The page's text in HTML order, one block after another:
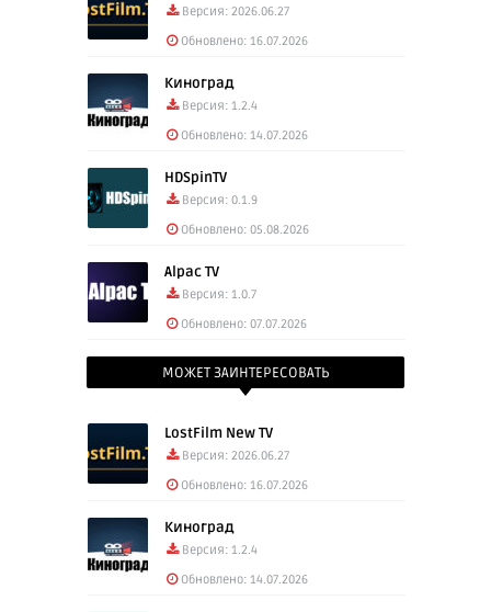
Версия: 2026.06.27
Обновлено: 16.07.2026
Киноград
Версия: 1.2.4
Обновлено: 14.07.2026
HDSpinTV
Версия: 0.1.9
Обновлено: 05.08.2026
Alpac TV
Версия: 1.0.7
Обновлено: 07.07.2026
МОЖЕТ ЗАИНТЕРЕСОВАТЬ
LostFilm New TV
Версия: 2026.06.27
Обновлено: 16.07.2026
Киноград
Версия: 1.2.4
Обновлено: 14.07.2026